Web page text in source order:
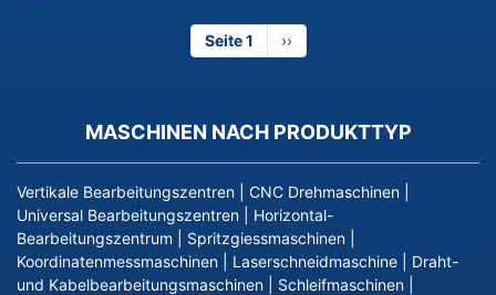
Seite 1
Nächste
Seite
››
MASCHINEN NACH PRODUKTTYP
Vertikale Bearbeitungszentren CNC Drehmaschinen
Universal Bearbeitungszentren
Horizontal-
Bearbeitungszentrum
Spritzgiessmaschinen
Koordinatenmessmaschinen
Laserschneidmaschine
Draht-
und Kabelbearbeitungsmaschinen
Schleifmaschinen